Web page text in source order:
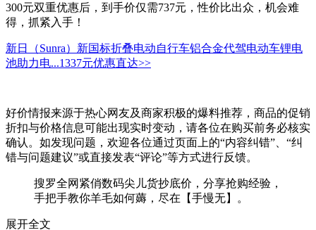
300元双重优惠后，到手价仅需737元，性价比出众，机会难
得，抓紧入手！
新日（Sunra）新国标折叠电动自行车铝合金代驾电动车锂电
池助力电...1337元优惠直达>>
好价情报来源于热心网友及商家积极的爆料推荐，商品的促销
折扣与价格信息可能出现实时变动，请各位在购买前务必核实
确认。如发现问题，欢迎各位通过页面上的“内容纠错”、“纠
错与问题建议”或直接发表“评论”等方式进行反馈。
搜罗全网紧俏数码尖儿货抄底价，分享抢购经验，
手把手教你羊毛如何薅，尽在【手慢无】。
展开全文